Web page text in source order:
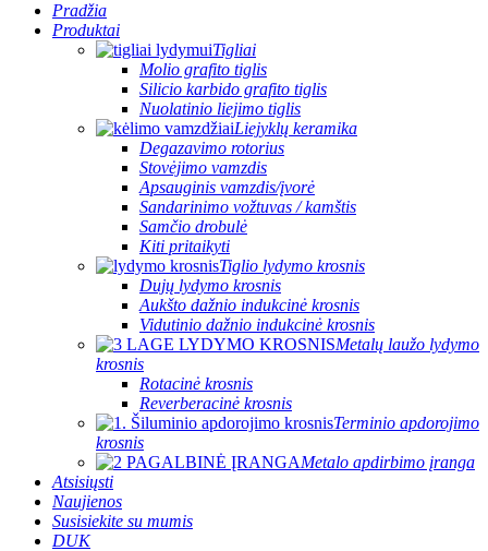
Pradžia
Produktai
Tigliai
Molio grafito tiglis
Silicio karbido grafito tiglis
Nuolatinio liejimo tiglis
Liejyklų keramika
Degazavimo rotorius
Stovėjimo vamzdis
Apsauginis vamzdis/įvorė
Sandarinimo vožtuvas / kamštis
Samčio drobulė
Kiti pritaikyti
Tiglio lydymo krosnis
Dujų lydymo krosnis
Aukšto dažnio indukcinė krosnis
Vidutinio dažnio indukcinė krosnis
Metalų laužo lydymo
krosnis
Rotacinė krosnis
Reverberacinė krosnis
Terminio apdorojimo
krosnis
Metalo apdirbimo įranga
Atsisiųsti
Naujienos
Susisiekite su mumis
DUK